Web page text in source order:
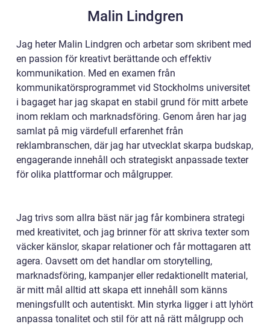
Malin Lindgren
Jag heter Malin Lindgren och arbetar som skribent med
en passion för kreativt berättande och effektiv
kommunikation. Med en examen från
kommunikatörsprogrammet vid Stockholms universitet
i bagaget har jag skapat en stabil grund för mitt arbete
inom reklam och marknadsföring. Genom åren har jag
samlat på mig värdefull erfarenhet från
reklambranschen, där jag har utvecklat skarpa budskap,
engagerande innehåll och strategiskt anpassade texter
för olika plattformar och målgrupper.
Jag trivs som allra bäst när jag får kombinera strategi
med kreativitet, och jag brinner för att skriva texter som
väcker känslor, skapar relationer och får mottagaren att
agera. Oavsett om det handlar om storytelling,
marknadsföring, kampanjer eller redaktionellt material,
är mitt mål alltid att skapa ett innehåll som känns
meningsfullt och autentiskt. Min styrka ligger i att lyhört
anpassa tonalitet och stil för att nå rätt målgrupp och